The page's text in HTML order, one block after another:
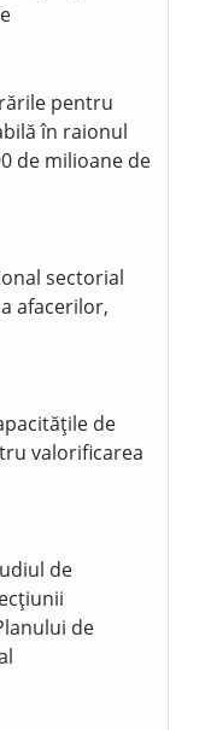
pentru
în raionul
de milioane de
sectorial
afacerilor,
de
valorificarea
de
de